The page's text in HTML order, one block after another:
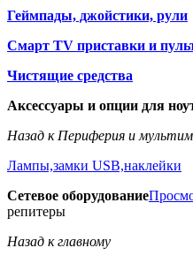
Геймпады, джойстики, рули
Смарт TV приставки и
Чистящие средства
Аксессуары и опции для
Назад к Периферия и
Лампы,замки USB,наклейки
Сетевое оборудование
репитеры
Назад к главному